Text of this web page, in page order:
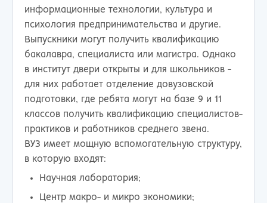
информационные технологии, культура и
психология предпринимательства и другие.
Выпускники могут получить квалификацию
бакалавра, специалиста или магистра. Однако
в институт двери открыты и для школьников -
для них работает отделение довузовской
подготовки, где ребята могут на базе 9 и 11
классов получить квалификацию специалистов-
практиков и работников среднего звена.
ВУЗ имеет мощную вспомогательную структуру,
в которую входят:
Научная лаборатория;
Центр макро- и микро экономики;